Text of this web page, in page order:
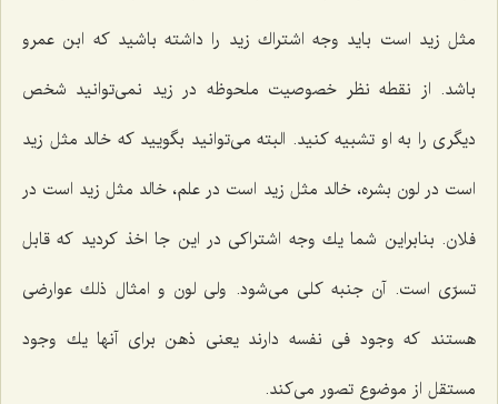
مثل زید است باید وجه اشتراك زید را داشته باشید كه ابن عمرو
باشد. از نقطه نظر خصوصیت ملحوظه در زید نمى‌توانید شخص
دیگرى را به او تشبیه كنید. البته مى‌توانید بگویید كه خالد مثل زید
است در لون بشره، خالد مثل زید است در علم، خالد مثل زید است در
فلان. بنابراین شما یك وجه اشتراكى در این جا اخذ كردید كه قابل
تسرّى است. آن جنبه كلى مى‌شود. ولى لون و امثال ذلك عوارضى
هستند كه وجود فى نفسه دارند یعنى ذهن براى آنها یك وجود
مستقل از موضوع تصور مى‌كند.